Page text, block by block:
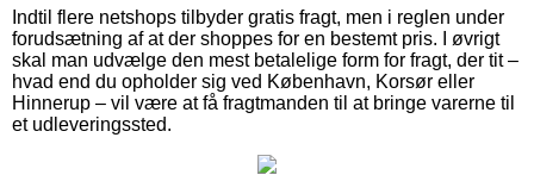
Indtil flere netshops tilbyder gratis fragt, men i reglen under
forudsætning af at der shoppes for en bestemt pris. I øvrigt
skal man udvælge den mest betalelige form for fragt, der tit –
hvad end du opholder sig ved København, Korsør eller
Hinnerup – vil være at få fragtmanden til at bringe varerne til
et udleveringssted.